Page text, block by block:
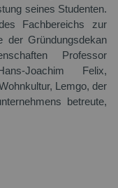
seines Studenten.
Fachbereichs zur
der Gründungsdekan
Professor
Joachim Felix,
Lemgo, der
betreute,